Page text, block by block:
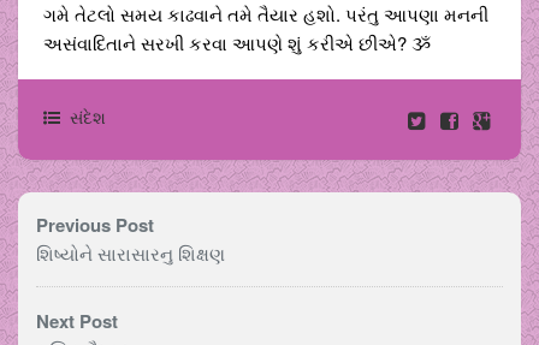
ગમે તેટલો સમય કાઢવાને તમે તૈયાર હશો. પરંતુ આપણા મનની
અસંવાદિતાને સરખી કરવા આપણે શું કરીએ છીએ? ૐ
સંદેશ
Previous Post
શિષ્યોને સારાસારનુ શિક્ષણ
Next Post